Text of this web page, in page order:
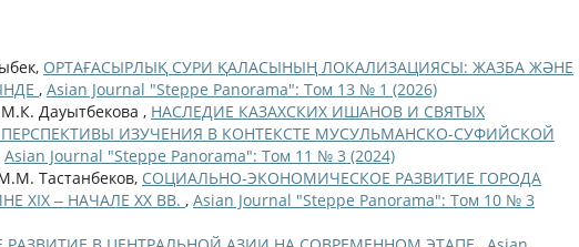
ОРТАҒАСЫРЛЫҚ СУРИ ҚАЛАСЫНЫҢ ЛОКАЛИЗАЦИЯСЫ: ЖАЗБА ЖӘНЕ
, Asian Journal "Steppe Panorama": Том 13 № 1 (2026)
Дауытбекова , НАСЛЕДИЕ КАЗАХСКИХ ИШАНОВ И СВЯТЫХ
ИЗУЧЕНИЯ В КОНТЕКСТЕ МУСУЛЬМАНСКО-СУФИЙСКОЙ
Asian Journal "Steppe Panorama": Том 11 № 3 (2024)
Тастанбеков, СОЦИАЛЬНО-ЭКОНОМИЧЕСКОЕ РАЗВИТИЕ ГОРОДА
ХІХ ‒ НАЧАЛЕ ХХ ВВ. , Asian Journal "Steppe Panorama": Том 10 № 3